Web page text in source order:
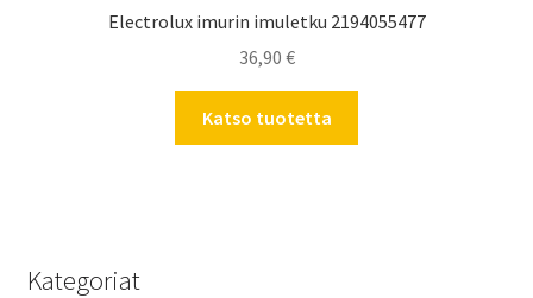
Electrolux imurin imuletku 2194055477
36,90 €
Katso tuotetta
Kategoriat